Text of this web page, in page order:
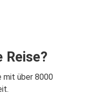
Reise?
mit über 8000